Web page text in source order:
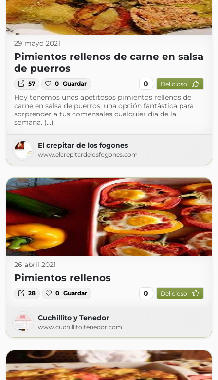
29 mayo 2021
Pimientos rellenos de carne en salsa
de puerros
57 0 Guardar 0 Delicioso
Hoy tenemos unos apetitosos pimientos rellenos de
carne en salsa de puerros, una opción fantástica para
sorprender a tus comensales cualquier día de la
semana. (...)
El crepitar de los fogones
www.elcrepitardelosfogones.com
26 abril 2021
Pimientos rellenos
28 0 Guardar 0 Delicioso
Cuchillito y Tenedor
www.cuchillitoitenedor.com